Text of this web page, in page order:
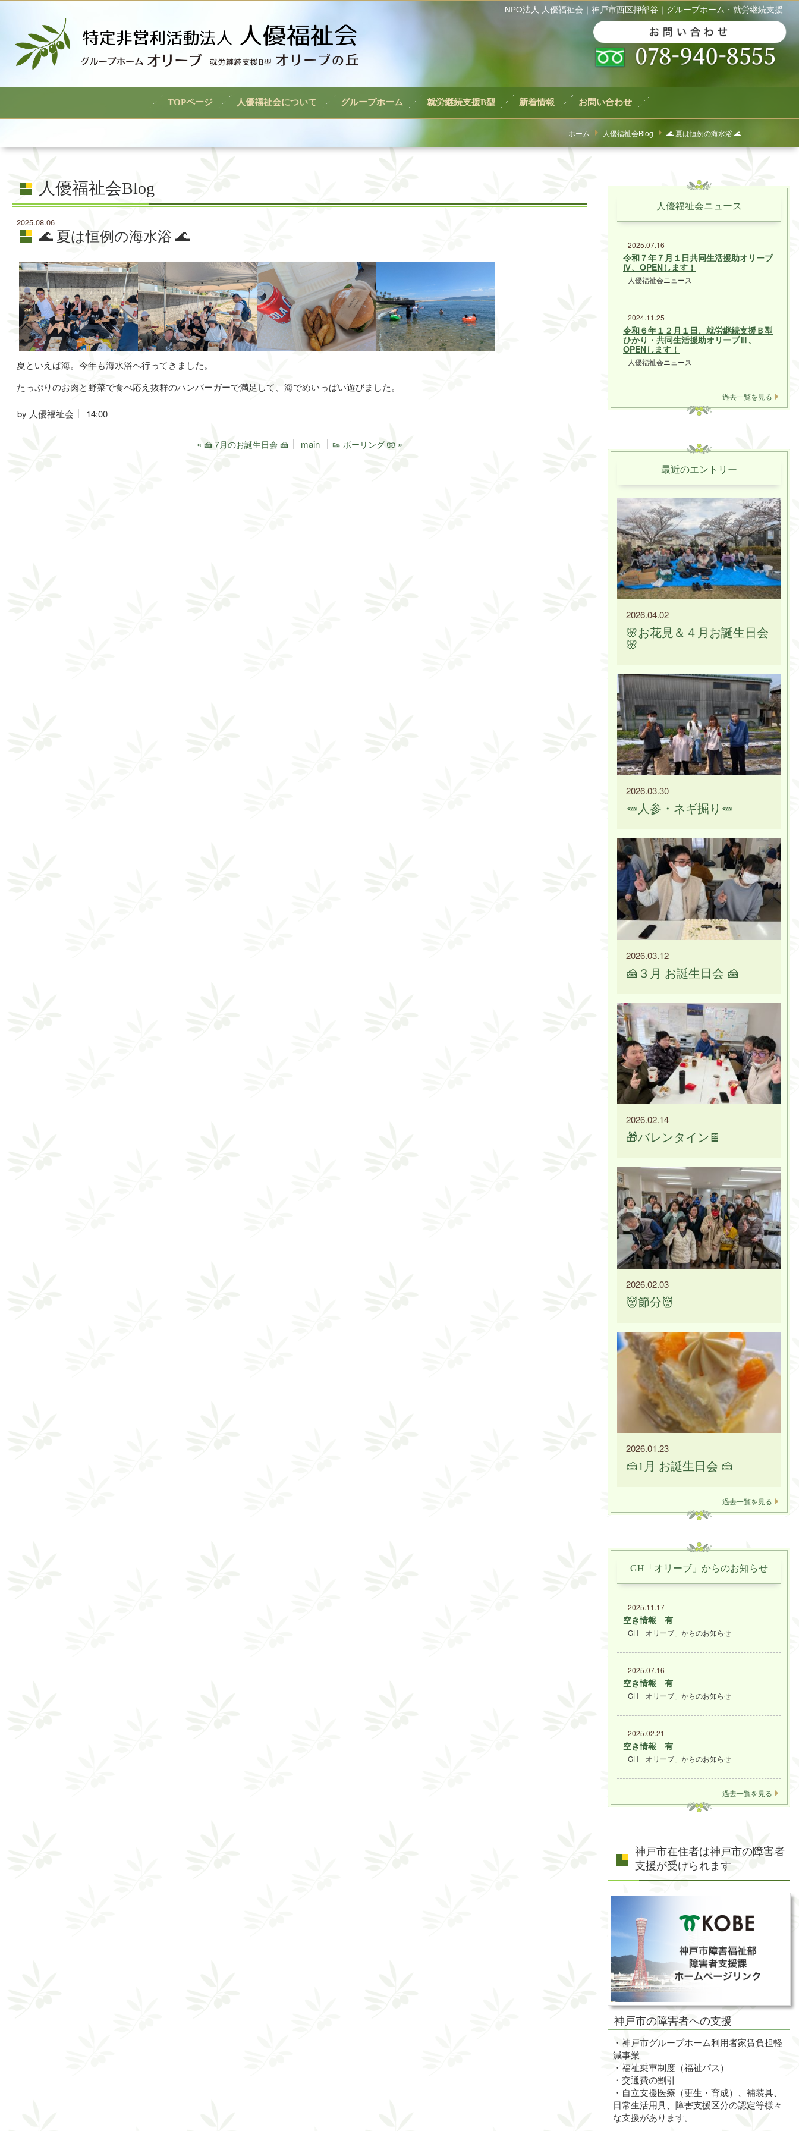
NPO法人 人優福祉会｜神戸市西区押部谷｜グループホーム・就労継続支援
TOPページ 人優福祉会について グループホーム 就労継続支援B型 新着情報 お問い合わせ
ホーム 人優福祉会Blog 🌊 夏は恒例の海水浴 🌊
人優福祉会Blog
2025.08.06
🌊 夏は恒例の海水浴 🌊
夏といえば海。今年も海水浴へ行ってきました。
たっぷりのお肉と野菜で食べ応え抜群のハンバーガーで満足して、海でめいっぱい遊びました。
by 人優福祉会 14:00
« 🍰 7月のお誕生日会 🍰 main 👟 ボーリング 🧤 »
人優福祉会ニュース
2025.07.16
令和７年７月１日共同生活援助オリーブ
Ⅳ、OPENします！
人優福祉会ニュース
2024.11.25
令和６年１２月１日、就労継続支援Ｂ型
ひかり・共同生活援助オリーブⅢ、
OPENします！
人優福祉会ニュース
過去一覧を見る
最近のエントリー
🌸お花見＆４月お誕生日会
🌸
2026.04.02
🥕人参・ネギ掘り🥕
2026.03.30
🍰３月 お誕生日会 🍰
2026.03.12
🎁バレンタイン🍫
2026.02.14
👹節分👹
2026.02.03
🍰1月 お誕生日会 🍰
2026.01.23
過去一覧を見る
GH「オリーブ」からのお知らせ
2025.11.17
空き情報 有
GH「オリーブ」からのお知らせ
2025.07.16
空き情報 有
GH「オリーブ」からのお知らせ
2025.02.21
空き情報 有
GH「オリーブ」からのお知らせ
過去一覧を見る
神戸市在住者は神戸市の障害者
支援が受けられます
神戸市の障害者への支援
・神戸市グループホーム利用者家賃負担軽
減事業
・福祉乗車制度（福祉パス）
・交通費の割引
・自立支援医療（更生・育成）、補装具、
日常生活用具、障害支援区分の認定等様々
な支援があります。